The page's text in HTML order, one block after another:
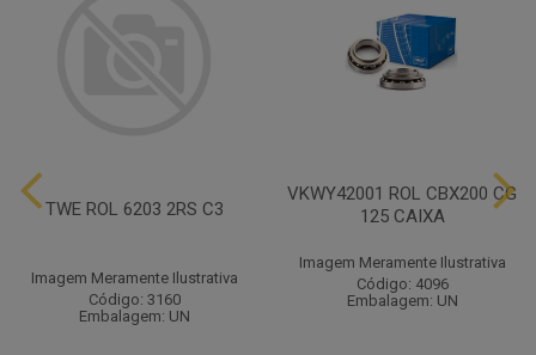
TWE ROL 6203 2RS C3
Imagem Meramente Ilustrativa
Código: 3160
Embalagem: UN
VKWY42001 ROL CBX200 CG
125 CAIXA
Imagem Meramente Ilustrativa
Código: 4096
Embalagem: UN